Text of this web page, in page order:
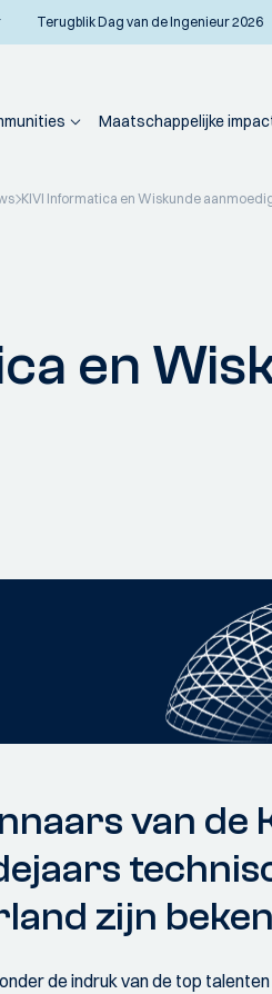
Terugblik Dag van de Ingenieur 2026
Maatschappelijke
KIVI Informatica en Wiskunde
en
van de
zijn
de indruk van de top